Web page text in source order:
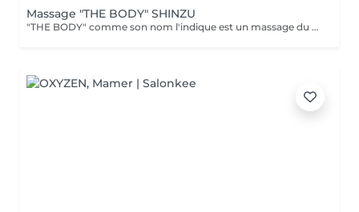
Massage "THE BODY" SHINZU
"THE BODY" comme son nom l'indique est un massage du corps complet. (Cuir chevelu compris) Pratiqué à l'aide de KANSAS rugueux (métal guérisseur de l'inde) Voici ce que ce massage vous apportera: *Une meilleur oxygénation et circulation du sang *Il réactivera vos capacités, concentration et clarté mentale *Il améliorera vos défenses immunitaires *Il détoxifiera votre corps (drainage) *Il aidera à la régulation du sommeil *Il soulagera les tensions de la vie quotidienne *Il rééquilibrera vos énergies